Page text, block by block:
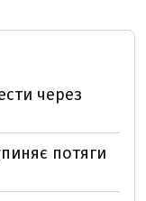
через
потяги